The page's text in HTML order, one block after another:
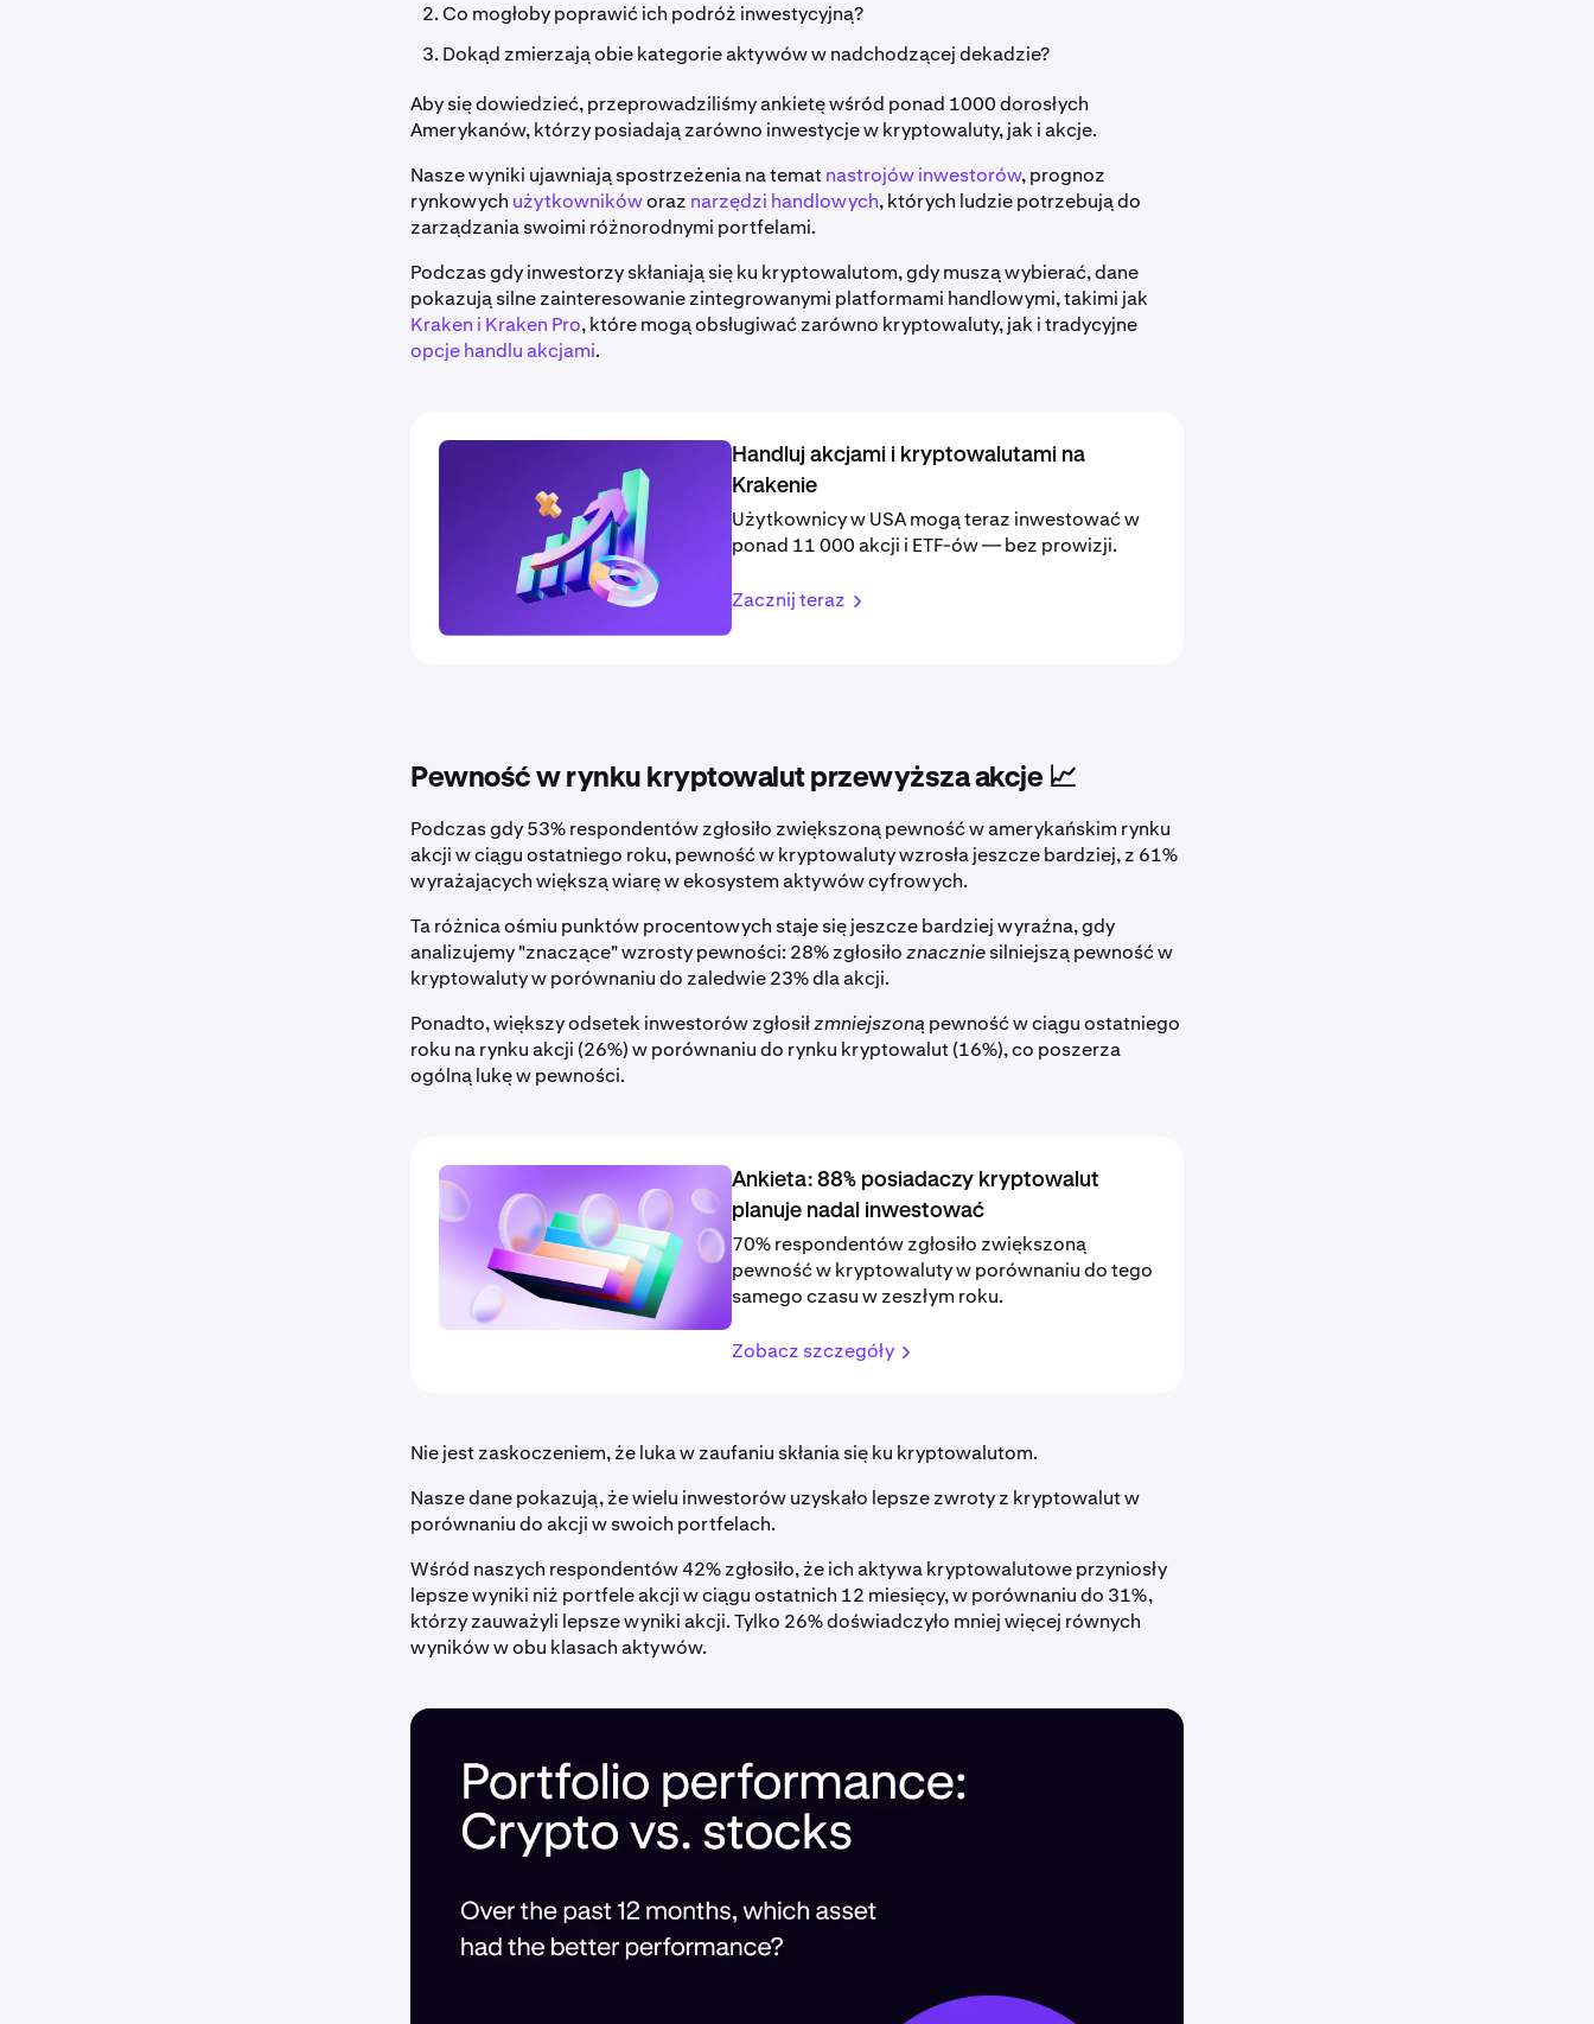
Co mogłoby poprawić ich podróż inwestycyjną?
Dokąd zmierzają obie kategorie aktywów w nadchodzącej dekadzie?
Aby się dowiedzieć, przeprowadziliśmy ankietę wśród ponad 1000 dorosłych
Amerykanów, którzy posiadają zarówno inwestycje w kryptowaluty, jak i akcje.
Nasze wyniki ujawniają spostrzeżenia na tematnastrojów inwestorów, prognoz
rynkowych użytkownikóworaz narzędzi handlowych, których ludzie potrzebują do
zarządzania swoimi różnorodnymi portfelami.
Podczas gdy inwestorzy skłaniają się ku kryptowalutom, gdy muszą wybierać, dane
pokazują silne zainteresowanie zintegrowanymi platformami handlowymi, takimi jak
Kraken i Kraken Pro, które mogą obsługiwać zarówno kryptowaluty, jak i tradycyjne
opcje handlu akcjami.
Handluj akcjami i kryptowalutami na
Krakenie
Użytkownicy w USA mogą teraz inwestować w
ponad 11 000 akcji i ETF-ów — bez prowizji.
Zacznij teraz
Pewność w rynku kryptowalut przewyższa akcje 📈
Podczas gdy 53% respondentów zgłosiło zwiększoną pewność w amerykańskim rynku
akcji w ciągu ostatniego roku, pewność w kryptowaluty wzrosła jeszcze bardziej, z 61%
wyrażających większą wiarę w ekosystem aktywów cyfrowych.
Ta różnica ośmiu punktów procentowych staje się jeszcze bardziej wyraźna, gdy
analizujemy "znaczące" wzrosty pewności: 28% zgłosiłoznaczniesilniejszą pewność w
kryptowaluty w porównaniu do zaledwie 23% dla akcji.
Ponadto, większy odsetek inwestorów zgłosiłzmniejszoną pewność w ciągu ostatniego
roku na rynku akcji (26%) w porównaniu do rynku kryptowalut (16%), co poszerza
ogólną lukę w pewności.
Ankieta: 88% posiadaczy kryptowalut
planuje nadal inwestować
70% respondentów zgłosiło zwiększoną
pewność w kryptowaluty w porównaniu do tego
samego czasu w zeszłym roku.
Zobacz szczegóły
Nie jest zaskoczeniem, że luka w zaufaniu skłania się ku kryptowalutom.
Nasze dane pokazują, że wielu inwestorów uzyskało lepsze zwroty z kryptowalut w
porównaniu do akcji w swoich portfelach.
Wśród naszych respondentów 42% zgłosiło, że ich aktywa kryptowalutowe przyniosły
lepsze wyniki niż portfele akcji w ciągu ostatnich 12 miesięcy, w porównaniu do 31%,
którzy zauważyli lepsze wyniki akcji. Tylko 26% doświadczyło mniej więcej równych
wyników w obu klasach aktywów.